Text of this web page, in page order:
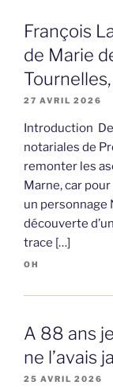
François
de Marie
27 AVRIL 2026
Introduction
notariales de
remonter les
Marne, car
un personnage
découverte
trace […]
OH
A 88 ans
ne l’avais
25 AVRIL 2026